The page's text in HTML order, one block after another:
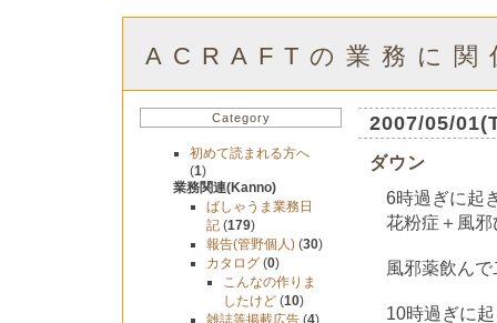
ACRAFTの業務に
Category
初めて読まれる方へ
(1)
業務関連(Kanno)
ばしゃうま業務日
記 (179)
報告(管野個人) (30)
カタログ (0)
こんなの作りま
したけど (10)
雑誌等掲載広告 (4)
2007/05/01(
ダウン
6時過ぎに起
花粉症＋風
風邪薬飲ん
10時過ぎに